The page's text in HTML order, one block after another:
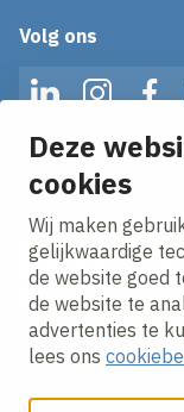
Deze
cookies
Wij maken
gelijkwaardige
de website goed
de website te
advertenties te
lees ons
Volg ons
Op de hoogte
Ontvang onze
E-mailadres
Ik ga akkoord